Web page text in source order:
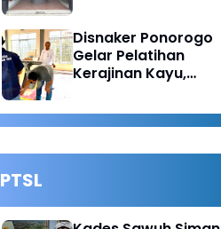
Disnaker Ponorogo
Gelar Pelatihan
Kerajinan Kayu,
Wirausaha Baru
PTSL